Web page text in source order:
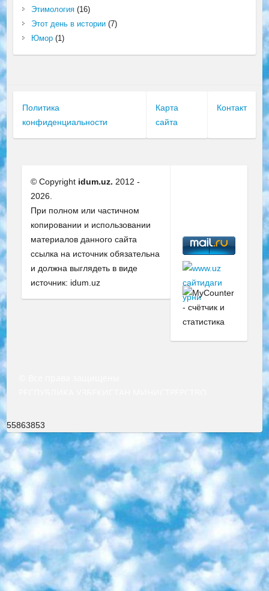
Этимология(16)
Этот день в истории(7)
Юмор(1)
Политика
конфиденциальности
Карта
сайта
Контакт
© Copyright idum.uz. 2012 -
2026.
При полном или частичном
копировании и использовании
материалов данного сайта
ссылка на источник обязательна
и должна выглядеть в виде
источник: idum.uz
55863853